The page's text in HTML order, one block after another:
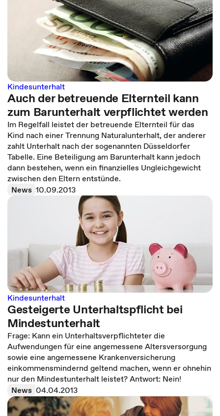
Kindesunterhalt
Auch der betreuende Elternteil kann
zum Barunterhalt verpflichtet werden
Im Regelfall leistet der betreuende Elternteil für das
Kind nach einer Trennung Naturalunterhalt, der anderer
zahlt Unterhalt nach der sogenannten Düsseldorfer
Tabelle. Eine Beteiligung am Barunterhalt kann jedoch
dann bestehen, wenn ein finanzielles Ungleichgewicht
zwischen den Eltern entstünde.
News 10.09.2013
Kindesunterhalt
Gesteigerte Unterhaltspflicht bei
Mindestunterhalt
Frage: Kann ein Unterhaltsverpflichteter die
Aufwendungen für eine angemessene Altersversorgung
sowie eine angemessene Krankenversicherung
einkommensmindernd geltend machen, wenn er ohnehin
nur den Mindestunterhalt leistet? Antwort: Nein!
News 04.04.2013